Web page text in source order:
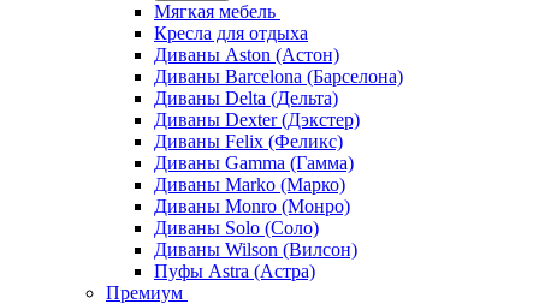
Мягкая мебель
Кресла для отдыха
Диваны Aston (Астон)
Диваны Barcelona (Барселона)
Диваны Delta (Дельта)
Диваны Dexter (Дэкстер)
Диваны Felix (Феликс)
Диваны Gamma (Гамма)
Диваны Marko (Марко)
Диваны Monro (Монро)
Диваны Solo (Соло)
Диваны Wilson (Вилсон)
Пуфы Astra (Астра)
Премиум